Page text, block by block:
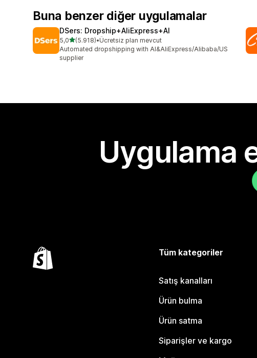
Buna benzer diğer uygulamalar
DSers: Dropship+AliExpress+AI
5,05 yıldız üzerinden
(5.918)
toplam 5918 değerlendirme
•Ücretsiz plan mevcut
Automated dropshipping with AI&AliExpress/Alibaba/US
supplier
Uygulama
Tüm kategoriler
Satış kanalları
Ürün bulma
Ürün satma
Siparişler ve kargo